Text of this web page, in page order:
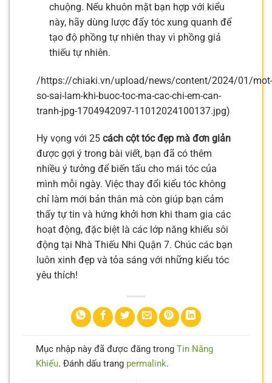
chuộng. Nếu khuôn mặt bạn hợp với kiểu
này, hãy dùng lược đẩy tóc xung quanh để
tạo độ phồng tự nhiên thay vì phồng giả
thiếu tự nhiên.
/https://chiaki.vn/upload/news/content/2024/01/mot-
so-sai-lam-khi-buoc-toc-ma-cac-chi-em-can-
tranh-jpg-1704942097-11012024100137.jpg)
Hy vọng với 25 cách cột tóc đẹp mà đơn giản
được gợi ý trong bài viết, bạn đã có thêm
nhiều ý tưởng để biến tấu cho mái tóc của
mình mỗi ngày. Việc thay đổi kiểu tóc không
chỉ làm mới bản thân mà còn giúp bạn cảm
thấy tự tin và hứng khởi hơn khi tham gia các
hoạt động, đặc biệt là các lớp năng khiếu sôi
động tại Nhà Thiếu Nhi Quận 7. Chúc các bạn
luôn xinh đẹp và tỏa sáng với những kiểu tóc
yêu thích!
Mục nhập này đã được đăng trong Tin Năng
Khiếu. Đánh dấu trang permalink.